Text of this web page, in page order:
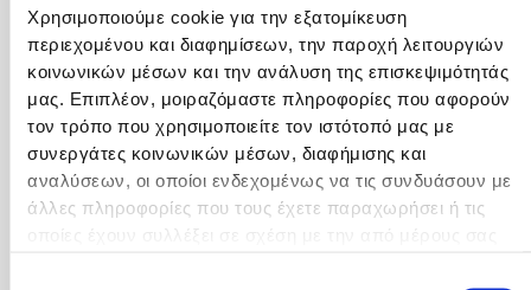
Χρησιμοποιούμε cookie για την εξατομίκευση
περιεχομένου και διαφημίσεων, την παροχή λειτουργιών
κοινωνικών μέσων και την ανάλυση της επισκεψιμότητάς
μας. Επιπλέον, μοιραζόμαστε πληροφορίες που αφορούν
τον τρόπο που χρησιμοποιείτε τον ιστότοπό μας με
συνεργάτες κοινωνικών μέσων, διαφήμισης και
αναλύσεων, οι οποίοι ενδεχομένως να τις συνδυάσουν με
άλλες πληροφορίες που τους έχετε παραχωρήσει ή τις
οποίες έχουν συλλέξει σε σχέση με την από μέρους σας
PANITUMUMAB. 16ο
Πανελλήνιο Συνέδριο
Κλινικής Ογκολογίας (2010)
Α. Φωταρέλλη, Κ.
Ζουριδάκης, Π.
Παρασκευόπουλοςκά. ΜΗ
ΜΙΚΡΟΚΥΤΤΑΤΙΚΟΣ